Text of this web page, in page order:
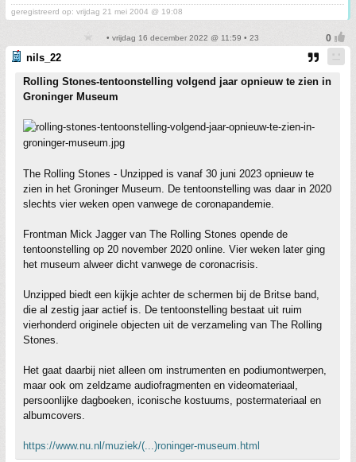
geregistreerd op: vrijdag 21 mei 2004 @ 19:08
• vrijdag 16 december 2022 @ 11:59 • 23
nils_22
Rolling Stones-tentoonstelling volgend jaar opnieuw te zien in
Groninger Museum
The Rolling Stones - Unzipped is vanaf 30 juni 2023 opnieuw te
zien in het Groninger Museum. De tentoonstelling was daar in 2020
slechts vier weken open vanwege de coronapandemie.
Frontman Mick Jagger van The Rolling Stones opende de
tentoonstelling op 20 november 2020 online. Vier weken later ging
het museum alweer dicht vanwege de coronacrisis.
Unzipped biedt een kijkje achter de schermen bij de Britse band,
die al zestig jaar actief is. De tentoonstelling bestaat uit ruim
vierhonderd originele objecten uit de verzameling van The Rolling
Stones.
Het gaat daarbij niet alleen om instrumenten en podiumontwerpen,
maar ook om zeldzame audiofragmenten en videomateriaal,
persoonlijke dagboeken, iconische kostuums, postermateriaal en
albumcovers.
https://www.nu.nl/muziek/(...)roninger-museum.html